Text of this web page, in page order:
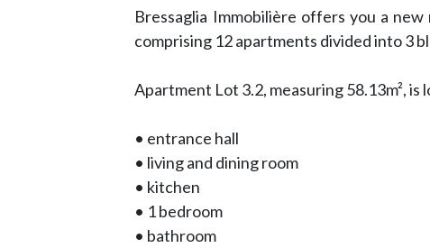
Bressaglia Immobilière offers you a
comprising 12 apartments divided into 3
Apartment Lot 3.2, measuring 58.13m²,
• entrance hall
• living and dining room
• kitchen
• 1 bedroom
• bathroom